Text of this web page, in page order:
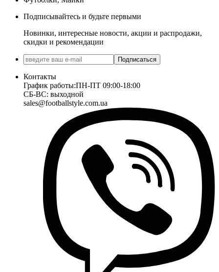
Подписывайтесь и будьте первыми
Новинки, интересные новости, акции и распродажи,
скидки и рекомендации
Подписаться
Контакты
График работы:ПН-ПТ 09:00-18:00
СБ-ВС: выходной
sales@footballstyle.com.ua